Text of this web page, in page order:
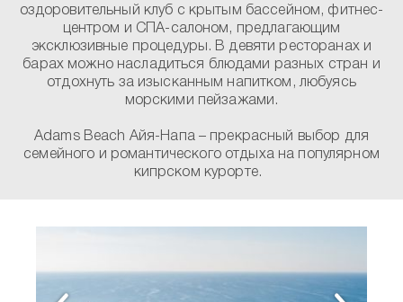
оздоровительный клуб с крытым бассейном, фитнес-
центром и СПА-салоном, предлагающим
эксклюзивные процедуры. В девяти ресторанах и
барах можно насладиться блюдами разных стран и
отдохнуть за изысканным напитком, любуясь
морскими пейзажами.
Adams Beach Айя-Напа – прекрасный выбор для
семейного и романтического отдыха на популярном
кипрском курорте.